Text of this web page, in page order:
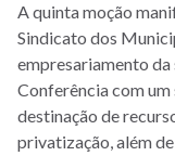
A quinta moção
Sindicato dos
empresariamento
Conferência com
destinação de
privatização, além